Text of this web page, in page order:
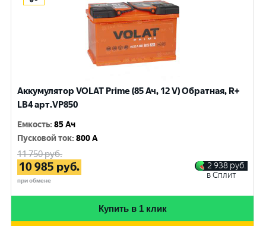
Аккумулятор VOLAT Prime (85 Ач, 12 V) Обратная, R+
LB4 арт.VP850
Емкость:85 Ач
Пусковой ток:800 A
11 750руб.
10 985 руб.
при обмене
2 938 руб.
в Сплит
Купить в 1 клик